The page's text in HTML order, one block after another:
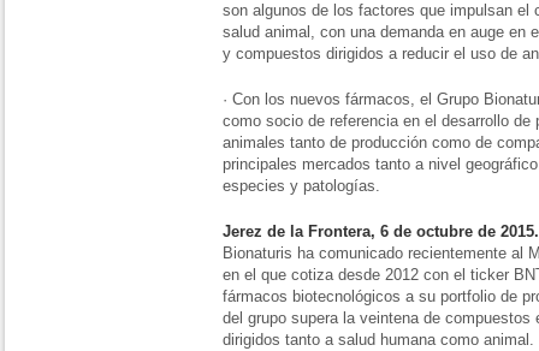
son algunos de los factores que impulsan el
salud animal, con una demanda en auge en
y compuestos dirigidos a reducir el uso de
· Con los nuevos fármacos, el Grupo
como socio de referencia en el desarrollo
animales tanto de producción como de
principales mercados tanto a nivel
especies y patologías.
Jerez de la Frontera, 6 de octubre de 2015.
Bionaturis ha comunicado recientemente al
en el que cotiza desde 2012 con el ticker
fármacos biotecnológicos a su portfolio de
del grupo supera la veintena de
dirigidos tanto a salud humana como animal.